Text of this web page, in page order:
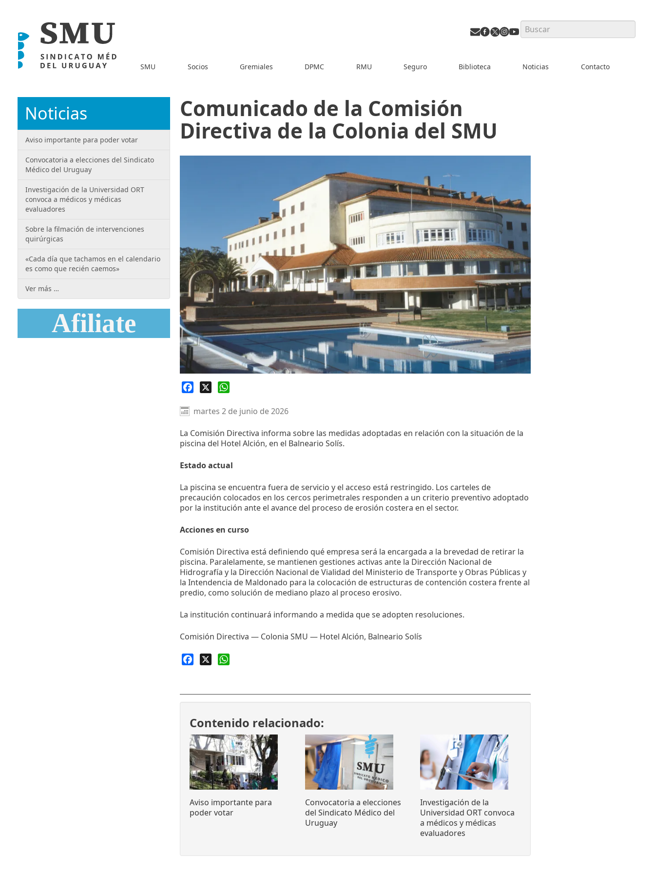
Search
SMU Socios Gremiales DPMC RMU Seguro Biblioteca Noticias Contacto
Comunicado de la Comisión
Directiva de la Colonia del SMU
Facebook
martes 2 de junio de 2026
La Comisión Directiva informa sobre las medidas adoptadas en relación con la situación de la
piscina del Hotel Alción, en el Balneario Solís.
Estado actual
La piscina se encuentra fuera de servicio y el acceso está restringido. Los carteles de
precaución colocados en los cercos perimetrales responden a un criterio preventivo adoptado
por la institución ante el avance del proceso de erosión costera en el sector.
Acciones en curso
Comisión Directiva está definiendo qué empresa será la encargada a la brevedad de retirar la
piscina. Paralelamente, se mantienen gestiones activas ante la Dirección Nacional de
Hidrografía y la Dirección Nacional de Vialidad del Ministerio de Transporte y Obras Públicas y
la Intendencia de Maldonado para la colocación de estructuras de contención costera frente al
predio, como solución de mediano plazo al proceso erosivo.
La institución continuará informando a medida que se adopten resoluciones.
Comisión Directiva — Colonia SMU — Hotel Alción, Balneario Solís
Facebook
Contenido relacionado:
Aviso importante para
poder votar
Convocatoria a elecciones
del Sindicato Médico del
Uruguay
Investigación de la
Universidad ORT convoca
a médicos y médicas
evaluadores
Noticias
Aviso importante para poder votar
Convocatoria a elecciones del Sindicato
Médico del Uruguay
Investigación de la Universidad ORT
convoca a médicos y médicas
evaluadores
Sobre la filmación de intervenciones
quirúrgicas
«Cada día que tachamos en el calendario
es como que recién caemos»
Ver más …
Afiliate